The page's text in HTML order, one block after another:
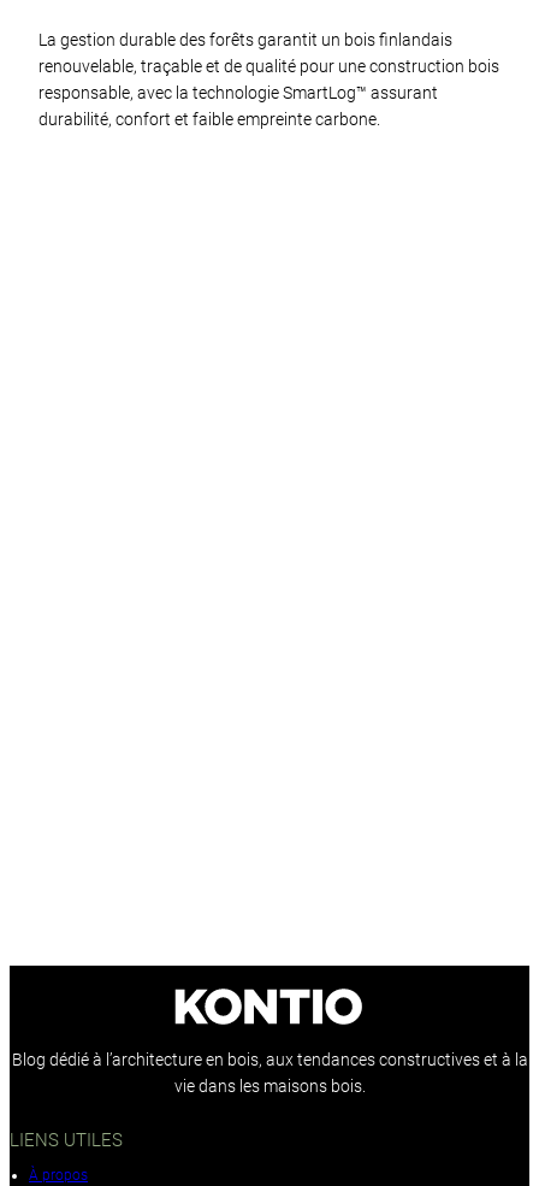
La gestion durable des forêts garantit un bois finlandais
renouvelable, traçable et de qualité pour une construction bois
responsable, avec la technologie SmartLog™ assurant
durabilité, confort et faible empreinte carbone.
Blog dédié à l’architecture en bois, aux tendances constructives et à la
vie dans les maisons bois.
LIENS UTILES
À propos